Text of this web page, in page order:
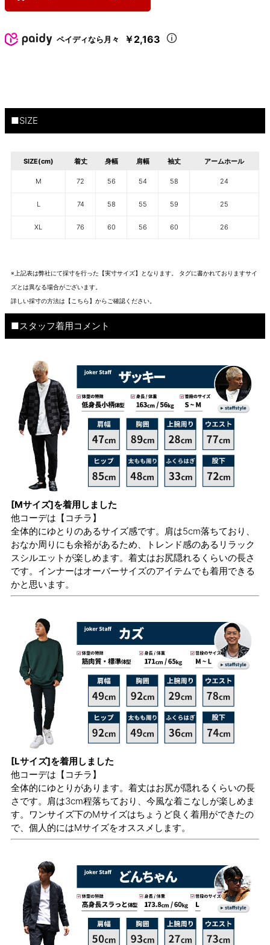
ペイディなら月々 ￥2,163
■SIZE
SIZE(cm) 着丈 身幅 肩幅 袖丈 アームホール
M 72 56 54 58 24
L 74 58 55 59 25
XL 76 60 56 60 26
※上記表は弊社にて採寸を行った【実寸サイズ】となります。 タグに書かれておりますサイ
ズとは異なる場合がございます。
詳しい採寸の方法は 【こちら】から ご確認ください。
■スタッフ着用コメント
[Mサイズ]を着用しました
他コーデは 【コチラ】
全体的にゆとりのあるサイズ感です。肩は5cm落ちており、
おなか周りにも余裕があるため、トレンド感のあるリラック
スシルエットが楽しめます。着丈はお尻隠れるくらいの長さ
です。インナーはオーバーサイズのアイテムでも着用できる
かと思います。
[Lサイズ]を着用しました
他コーデは 【コチラ】
全体的にゆとりがあります。着丈はお尻が隠れるくらいの長
さです。肩は3cm程落ちており、今風な着こなしが楽しめま
す。ワンサイズ下のMサイズはちょうど良く着用ができたの
で、個人的にはMサイズをオススメします。